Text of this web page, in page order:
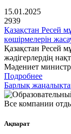
15.01.2025
2939
Қазақстан Ресей
көшірмелерін
Қазақстан Ресей
жәдігерлердің
Мәдениет
Подробнее
Барлық
Все компании
Ақпарат